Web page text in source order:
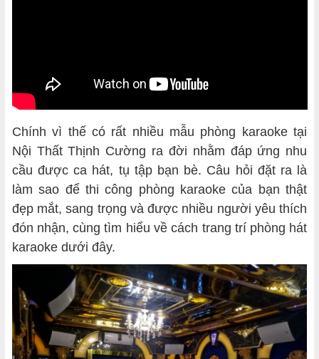
Chính vì thế có rất nhiều mẫu phòng karaoke tại
Nội Thất Thịnh Cường ra đời nhằm đáp ứng nhu
cầu được ca hát, tụ tập bạn bè. Câu hỏi đặt ra là
làm sao để thi công phòng karaoke của bạn thật
đẹp mắt, sang trọng và được nhiều người yêu thích
đón nhận, cùng tìm hiểu về cách trang trí phòng hát
karaoke dưới đây.